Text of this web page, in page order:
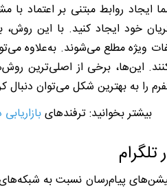
ایجاد روابط مبتنی بر اعتماد
خود ایجاد کنید. با این روش،
ویژه مطلع می‌شوند. به‌علاوه
این‌ها، برخی از اصلی‌ترین
را به بهترین شکل می‌توان دنبال
بیشتر بخوانید: ترفندهایب
تلگرام
پیام‌رسان نسبت به